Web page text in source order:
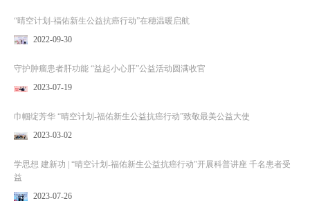
“晴空计划-福佑新生公益抗癌行动”在穗温暖启航
2022-09-30
守护肿瘤患者肝功能 “益起小心肝”公益活动圆满收官
2023-07-19
巾帼绽芳华 “晴空计划-福佑新生公益抗癌行动”致敬最美公益大使
2023-03-02
学思想 建新功 | “晴空计划-福佑新生公益抗癌行动”开展科普讲座 千名患者受
益
2023-07-26